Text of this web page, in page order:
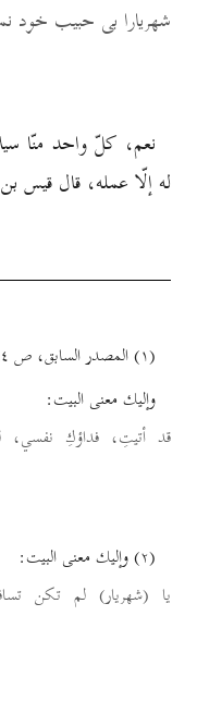
شهريارا بى حبيب خود
نعم، كلّ واحد منّا
له إلّا عمله، قال قيس
(۱) المصدر السابق، ص ۱۸٤.
وإليك معنى البيت:
قد أتيتِ، فداؤكِ نفسي،
(۲) وإليك معنى البيت:
يا (شهريار) لم تكن